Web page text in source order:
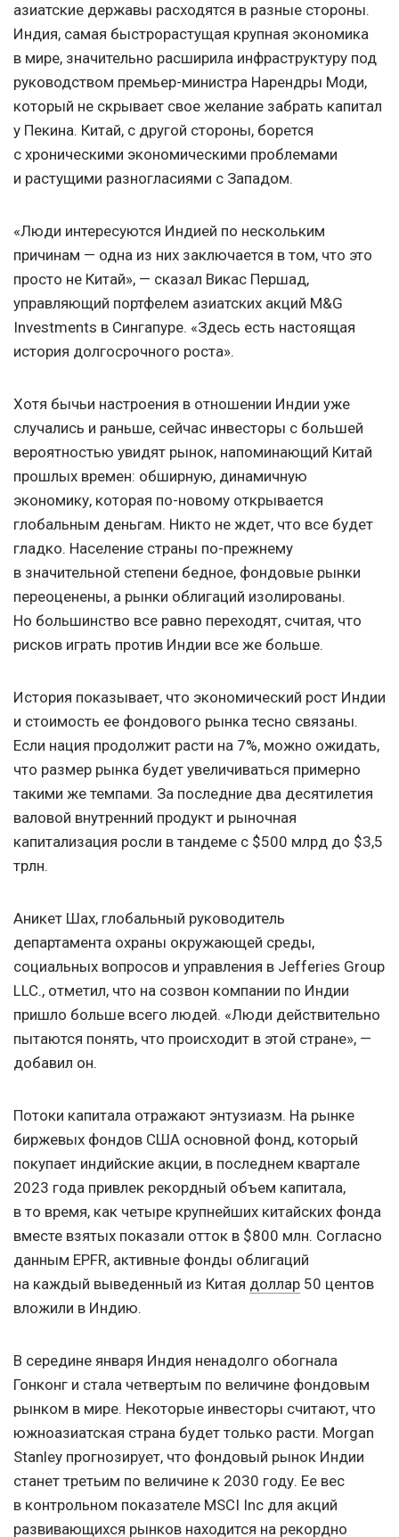
азиатские державы расходятся в разные стороны.
Индия, самая быстрорастущая крупная экономика
в мире, значительно расширила инфраструктуру под
руководством премьер-министра Нарендры Моди,
который не скрывает свое желание забрать капитал
у Пекина. Китай, с другой стороны, борется
с хроническими экономическими проблемами
и растущими разногласиями с Западом.
«Люди интересуются Индией по нескольким
причинам — одна из них заключается в том, что это
просто не Китай», — сказал Викас Першад,
управляющий портфелем азиатских акций M&G
Investments в Сингапуре. «Здесь есть настоящая
история долгосрочного роста».
Хотя бычьи настроения в отношении Индии уже
случались и раньше, сейчас инвесторы с большей
вероятностью увидят рынок, напоминающий Китай
прошлых времен: обширную, динамичную
экономику, которая по-новому открывается
глобальным деньгам. Никто не ждет, что все будет
гладко. Население страны по-прежнему
в значительной степени бедное, фондовые рынки
переоценены, а рынки облигаций изолированы.
Но большинство все равно переходят, считая, что
рисков играть против Индии все же больше.
История показывает, что экономический рост Индии
и стоимость ее фондового рынка тесно связаны.
Если нация продолжит расти на 7%, можно ожидать,
что размер рынка будет увеличиваться примерно
такими же темпами. За последние два десятилетия
валовой внутренний продукт и рыночная
капитализация росли в тандеме с $500 млрд до $3,5
трлн.
Аникет Шах, глобальный руководитель
департамента охраны окружающей среды,
социальных вопросов и управления в Jefferies Group
LLC., отметил, что на созвон компании по Индии
пришло больше всего людей. «Люди действительно
пытаются понять, что происходит в этой стране», —
добавил он.
Потоки капитала отражают энтузиазм. На рынке
биржевых фондов США основной фонд, который
покупает индийские акции, в последнем квартале
2023 года привлек рекордный объем капитала,
в то время, как четыре крупнейших китайских фонда
вместе взятых показали отток в $800 млн. Согласно
данным EPFR, активные фонды облигаций
на каждый выведенный из Китая доллар 50 центов
вложили в Индию.
В середине января Индия ненадолго обогнала
Гонконг и стала четвертым по величине фондовым
рынком в мире. Некоторые инвесторы считают, что
южноазиатская страна будет только расти. Morgan
Stanley прогнозирует, что фондовый рынок Индии
станет третьим по величине к 2030 году. Ее вес
в контрольном показателе MSCI Inc для акций
развивающихся рынков находится на рекордно